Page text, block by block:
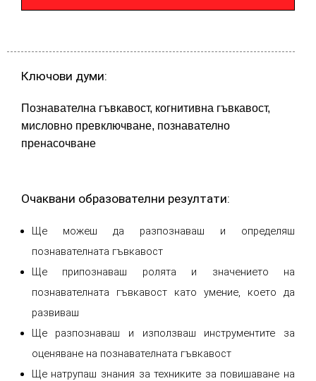
Ключови думи:
Познавателна гъвкавост, когнитивна гъвкавост,
мисловно превключване, познавателно
пренасочване
Очаквани образователни резултати:
Ще можеш да разпознаваш и определяш
познавателната гъвкавост
Ще припознаваш ролята и значението на
познавателната гъвкавост като умение, което да
развиваш
Ще разпознаваш и използваш инструментите за
оценяване на познавателната гъвкавост
Ще натрупаш знания за техниките за повишаване на